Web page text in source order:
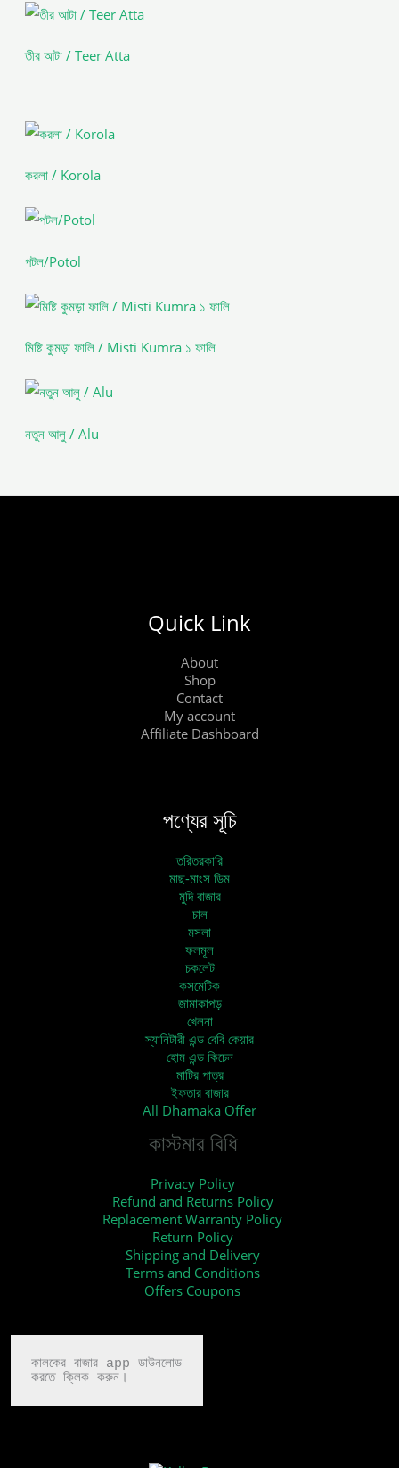
তীর আটা / Teer Atta
করলা / Korola
পটল/Potol
মিষ্টি কুমড়া ফালি / Misti Kumra ১ ফালি
নতুন আলু / Alu
Quick Link
About
Shop
Contact
My account
Affiliate Dashboard
পণ্যের সূচি
তরিতরকারি
মাছ-মাংস ডিম
মুদি বাজার
চাল
মসলা
ফলমূল
চকলেট
কসমেটিক
জামাকাপড়
খেলনা
স্যানিটারী এন্ড বেবি কেয়ার
হোম এন্ড কিচেন
মাটির পাত্র
ইফতার বাজার
All Dhamaka Offer
কাস্টমার বিধি
Privacy Policy
Refund and Returns Policy
Replacement Warranty Policy
Return Policy
Shipping and Delivery
Terms and Conditions
Offers Coupons
কালকের বাজার app ডাউনলোড
করতে ক্লিক করুন।